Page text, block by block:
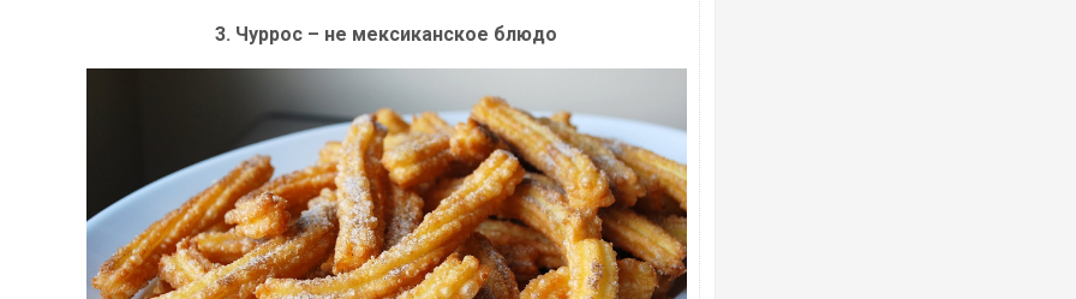
3. Чуррос – не мексиканское блюдо